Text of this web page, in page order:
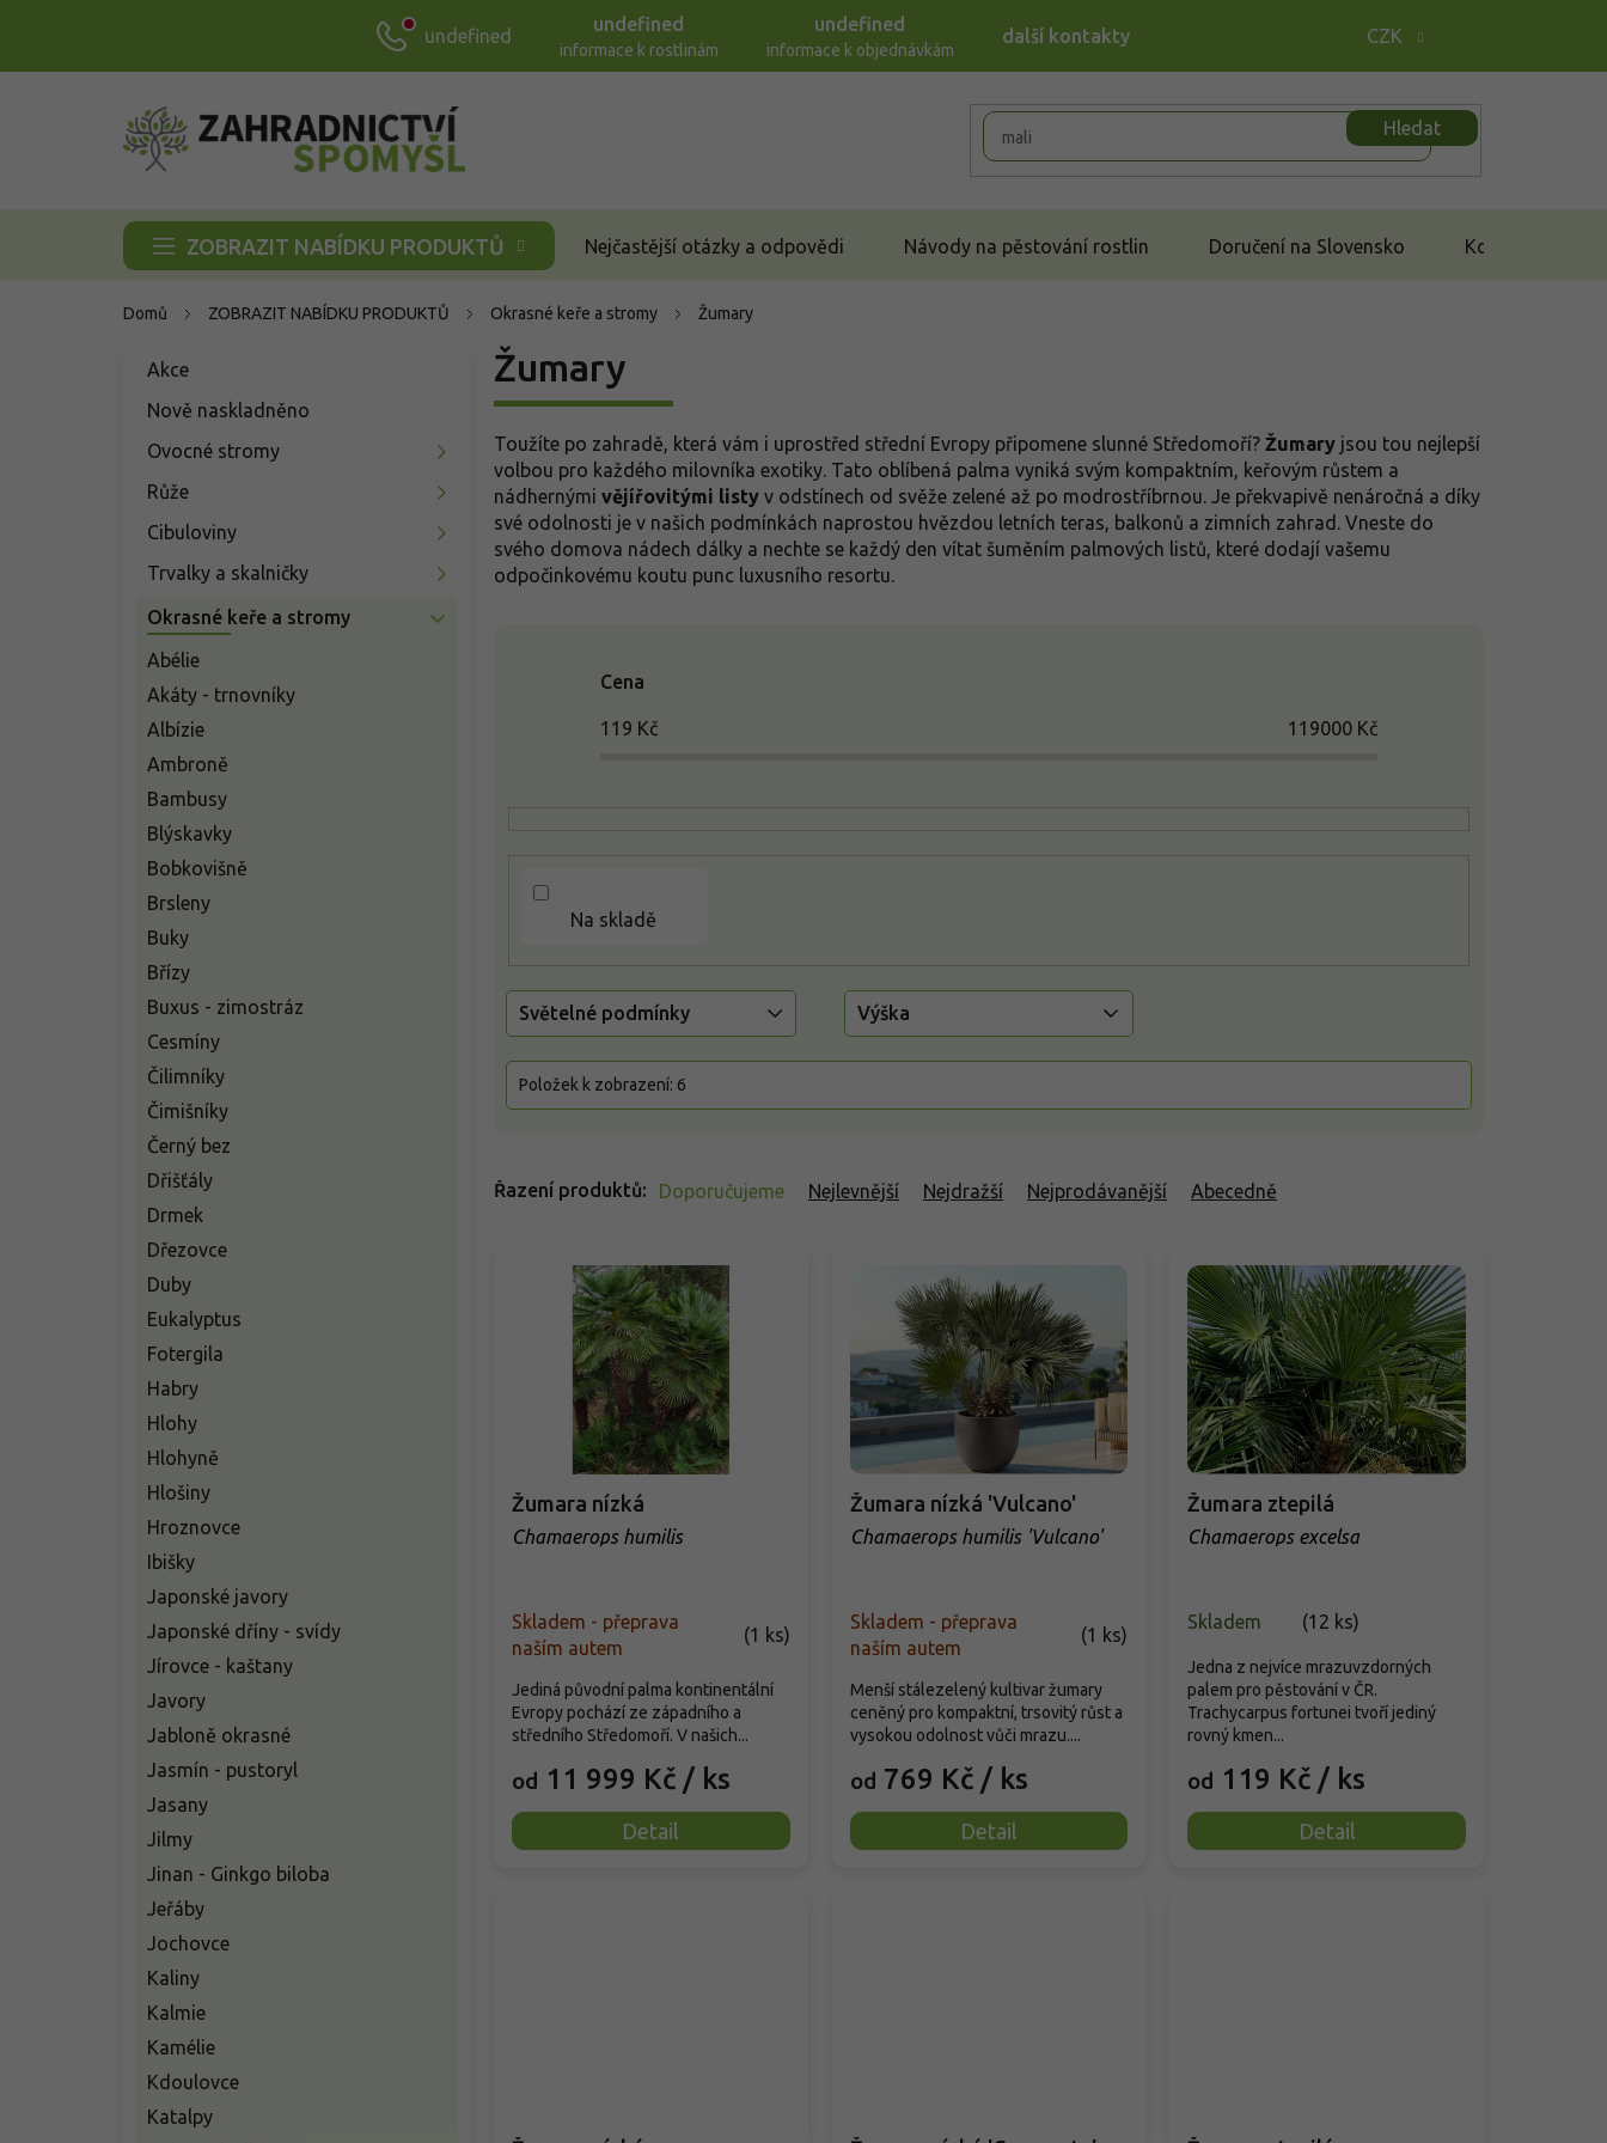
CZK
undefined
undefined
informace k rostlinám
undefined
informace k objednávkám
další kontakty
Hledat
ZOBRAZIT NABÍDKU PRODUKTŮ Nejčastější otázky a odpovědi Návody na pěstování rostlin Doručení na Slovensko Kontakt
Domů ZOBRAZIT NABÍDKU PRODUKTŮ Okrasné keře a stromy Žumary
Přeskočit
Akce
Nově naskladněno
Ovocné stromy
Růže
Cibuloviny
Trvalky a skalničky
Okrasné keře a stromy
Abélie
Akáty - trnovníky
Albízie
Ambroně
Bambusy
Blýskavky
Bobkovišně
Brsleny
Buky
Břízy
Buxus - zimostráz
Cesmíny
Čilimníky
Čimišníky
Černý bez
Dřišťály
Drmek
Dřezovce
Duby
Eukalyptus
Fotergila
Habry
Hlohy
Hlohyně
Hlošiny
Hroznovce
Ibišky
Japonské javory
Japonské dříny - svídy
Jírovce - kaštany
Javory
Jabloně okrasné
Jasmín - pustoryl
Jasany
Jilmy
Jinan - Ginkgo biloba
Jeřáby
Jochovce
Kaliny
Kalmie
Kamélie
Kdoulovce
Katalpy
Žumary
Toužíte po zahradě, která vám i uprostřed střední Evropy připomene slunné Středomoří? Žumary jsou tou nejlepší
volbou pro každého milovníka exotiky. Tato oblíbená palma vyniká svým kompaktním, keřovým růstem a
nádhernými vějířovitými listy v odstínech od svěže zelené až po modrostříbrnou. Je překvapivě nenáročná a díky
své odolnosti je v našich podmínkách naprostou hvězdou letních teras, balkonů a zimních zahrad. Vneste do
svého domova nádech dálky a nechte se každý den vítat šuměním palmových listů, které dodají vašemu
odpočinkovému koutu punc luxusního resortu.
Řazení produktů Doporučujeme Nejlevnější Nejdražší Nejprodávanější Abecedně
Cena
119 Kč 119000 Kč
Na skladě
Světelné podmínky Výška
Položek k zobrazení: 6
Žumara nízká
Chamaerops humilis
Skladem - přeprava
naším autem
(1 ks)
od 11 999 Kč / ks
Detail
Jediná původní palma kontinentální
Evropy pochází ze západního a
středního Středomoří. V našich...
Žumara nízká 'Vulcano'
Chamaerops humilis 'Vulcano'
Skladem - přeprava
naším autem
(1 ks)
od 769 Kč / ks
Detail
Menší stálezelený kultivar žumary
ceněný pro kompaktní, trsovitý růst a
vysokou odolnost vůči mrazu....
Žumara ztepilá
Chamaerops excelsa
Skladem (12 ks)
od 119 Kč / ks
Detail
Jedna z nejvíce mrazuvzdorných
palem pro pěstování v ČR.
Trachycarpus fortunei tvoří jediný
rovný kmen...